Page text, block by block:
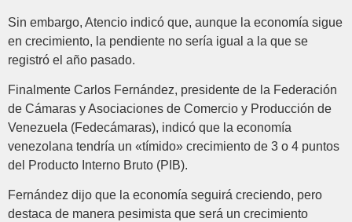
Sin embargo, Atencio indicó que, aunque la economía sigue
en crecimiento, la pendiente no sería igual a la que se
registró el año pasado.
Finalmente Carlos Fernández, presidente de la Federación
de Cámaras y Asociaciones de Comercio y Producción de
Venezuela (Fedecámaras), indicó que la economía
venezolana tendría un «tímido» crecimiento de 3 o 4 puntos
del Producto Interno Bruto (PIB).
Fernández dijo que la economía seguirá creciendo, pero
destaca de manera pesimista que será un crecimiento